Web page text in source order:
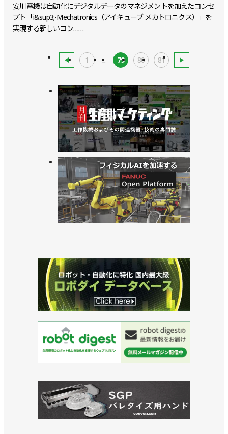
安川電機は自動化にデジタルデータのマネジメントを加えたコンセ
プト「i&sup3;-Mechatronics（アイキューブ メカトロニクス）」を
実現する新しいコン……
1 ... 79 80 81